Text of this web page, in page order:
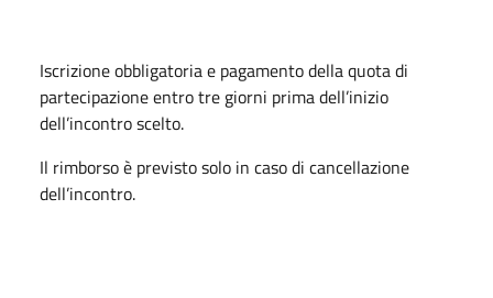
Iscrizione obbligatoria e pagamento della quota di
partecipazione entro tre giorni prima dell’inizio
dell’incontro scelto.
Il rimborso è previsto solo in caso di cancellazione
dell’incontro.